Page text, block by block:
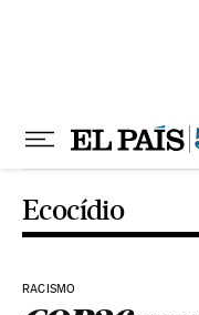
Ecocídio
RACISMO